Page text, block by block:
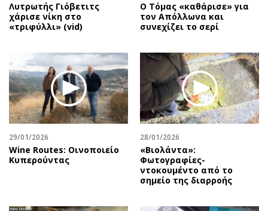
Λυτρωτής Γιόβετιτς
χάρισε νίκη στο
«τριφύλλι» (vid)
Ο Τόμας «καθάρισε» για
τον Απόλλωνα και
συνεχίζει το σερί
29/01/2026
Wine Routes: Οινοποιείο
Κυπερούντας
28/01/2026
«Βιολάντα»:
Φωτογραφίες-
ντοκουμέντο από το
σημείο της διαρροής